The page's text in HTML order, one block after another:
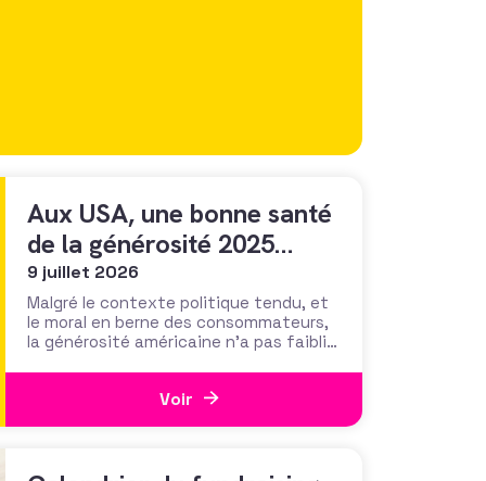
Aux USA, une bonne santé
de la générosité 2025
portée par l’envolée des
legs et les hauts
patrimoines
9 juillet 2026
Malgré le contexte politique tendu, et
le moral en berne des consommateurs,
la générosité américaine n’a pas faibli
notablement de 5,7% (hausse de 3%
Voir